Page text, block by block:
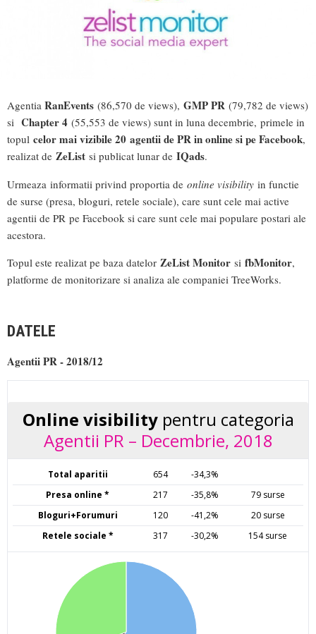
Agentia RanEvents (86,570 de views), GMP PR (79,782 de views)
si Chapter 4 (55,553 de views) sunt in luna decembrie, primele in
topul celor mai vizibile 20 agentii de PR in online si pe Facebook,
realizat de ZeList si publicat lunar de IQads.
Urmeaza informatii privind proportia de online visibility in functie
de surse (presa, bloguri, retele sociale), care sunt cele mai active
agentii de PR pe Facebook si care sunt cele mai populare postari ale
acestora.
Topul este realizat pe baza datelor ZeList Monitor si fbMonitor,
platforme de monitorizare si analiza ale companiei TreeWorks.
DATELE
Agentii PR - 2018/12